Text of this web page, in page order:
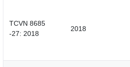
TCVN 8685
-27: 2018
2018